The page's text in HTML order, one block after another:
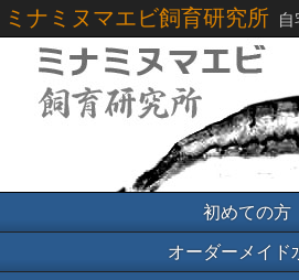
ミナミヌマエビ飼育研究所
初めての方
オーダーメイド